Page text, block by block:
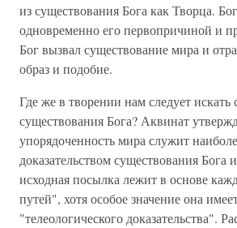
из существования Бога как Творца.
одновременно его первопричиной и
Бог вызвал существование мира и
образ и подобие.
Где же в творении нам следует искать
существования Бога? Аквинат
упорядоченность мира служит
доказательством существования Бога
исходная посылка лежит в основе
путей", хотя особое значение она
"телеологического доказательства".